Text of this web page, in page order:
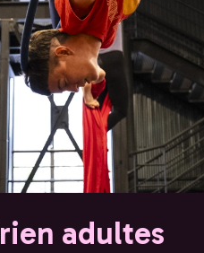
adultes